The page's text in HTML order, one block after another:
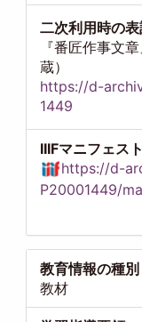
二次利用時の
『番匠作事文
蔵）
https://d-
1449
IIIFマニフェス
https://d-
P20001449/
教育情報の種別
教材